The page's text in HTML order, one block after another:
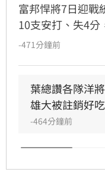
富邦悍將7日迎戰
10支安打、失4分
賽中出現一罕見
-471分鐘前
葉總讚各隊洋
雄大被註銷好
-464分鐘前